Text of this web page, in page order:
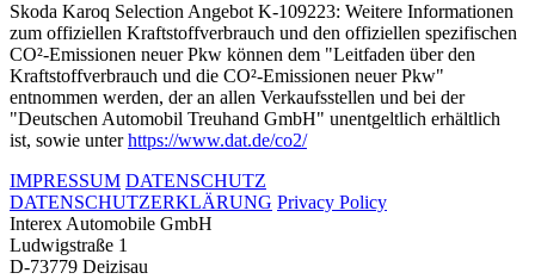
Skoda Karoq Selection Angebot K-109223: Weitere Informationen
zum offiziellen Kraftstoffverbrauch und den offiziellen spezifischen
CO²-Emissionen neuer Pkw können dem "Leitfaden über den
Kraftstoffverbrauch und die CO²-Emissionen neuer Pkw"
entnommen werden, der an allen Verkaufsstellen und bei der
"Deutschen Automobil Treuhand GmbH" unentgeltlich erhältlich
ist, sowie unterhttps://www.dat.de/co2/
IMPRESSUM DATENSCHUTZ
DATENSCHUTZERKLÄRUNG Privacy Policy
Interex Automobile GmbH
Ludwigstraße 1
D-73779 Deizisau